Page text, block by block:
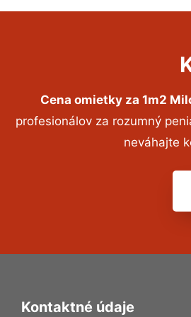
Cena omietky za 1m2
profesionálov za rozumný
neváhajte
Kontaktné údaje